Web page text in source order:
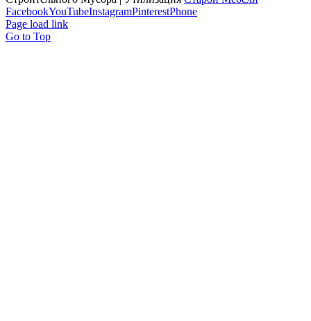
FacebookYouTubeInstagramPinterestPhone
Page load link
Go to Top